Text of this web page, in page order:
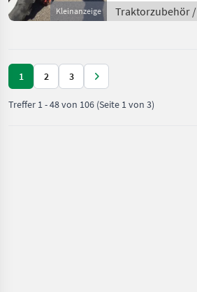
Kleinanzeige
Traktorzubehör /
Heckstapler
1 2 3
Treffer 1-48von 106 (Seite 1 von 3)